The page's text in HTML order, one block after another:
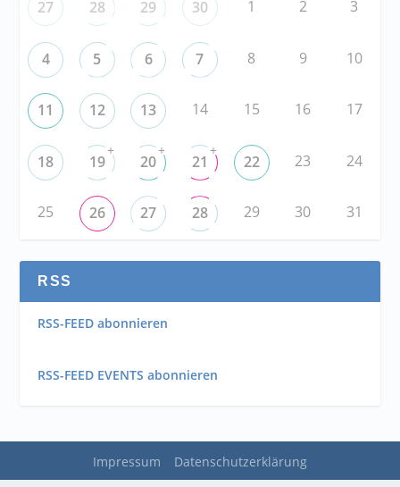
27 28 29 30 1 2 3
4 5 6 7 8 9 10
11 12 13 14 15 16 17
18 19
+
20
+
21
+
22 23 24
25 26 27 28 29 30 31
RSS
RSS-FEED abonnieren
RSS-FEED EVENTS abonnieren
Impressum Datenschutzerklärung